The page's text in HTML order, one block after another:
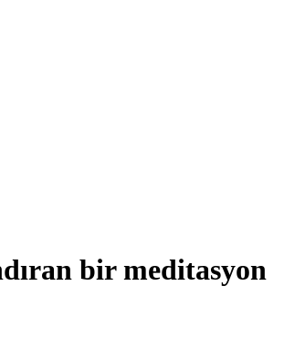
bir meditasyon